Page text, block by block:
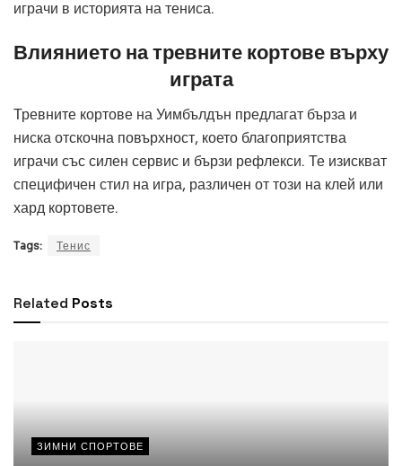
играчи в историята на тениса.
Влиянието на тревните кортове върху
играта
Тревните кортове на Уимбълдън предлагат бърза и
ниска отскочна повърхност, което благоприятства
играчи със силен сервис и бързи рефлекси. Те изискват
специфичен стил на игра, различен от този на клей или
хард кортовете.
Tags: Тенис
Related Posts
ЗИМНИ СПОРТОВЕ